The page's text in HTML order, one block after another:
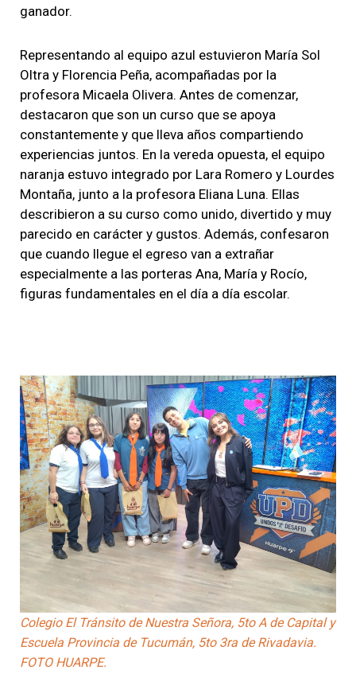
ganador.
Representando al equipo azul estuvieron María Sol
Oltra y Florencia Peña, acompañadas por la
profesora Micaela Olivera. Antes de comenzar,
destacaron que son un curso que se apoya
constantemente y que lleva años compartiendo
experiencias juntos. En la vereda opuesta, el equipo
naranja estuvo integrado por Lara Romero y Lourdes
Montaña, junto a la profesora Eliana Luna. Ellas
describieron a su curso como unido, divertido y muy
parecido en carácter y gustos. Además, confesaron
que cuando llegue el egreso van a extrañar
especialmente a las porteras Ana, María y Rocío,
figuras fundamentales en el día a día escolar.
Colegio El Tránsito de Nuestra Señora, 5to A de Capital y
Escuela Provincia de Tucumán, 5to 3ra de Rivadavia.
FOTO HUARPE.